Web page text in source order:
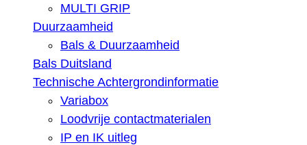
MULTI GRIP
Duurzaamheid
Bals & Duurzaamheid
Bals Duitsland
Technische Achtergrondinformatie
Variabox
Loodvrije contactmaterialen
IP en IK uitleg